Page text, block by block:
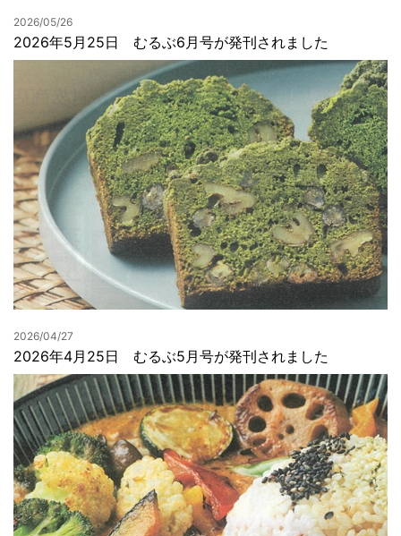
2026/05/26
2026年5月25日 むるぶ6月号が発刊されました
2026/04/27
2026年4月25日 むるぶ5月号が発刊されました